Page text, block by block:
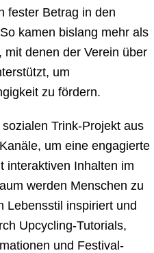
fester Betrag in den
kamen bislang mehr als
denen der Verein über
um
zu fördern.
Trink-Projekt aus
um eine engagierte
interaktiven Inhalten im
werden Menschen zu
Lebensstil inspiriert und
Upcycling-Tutorials,
und Festival-